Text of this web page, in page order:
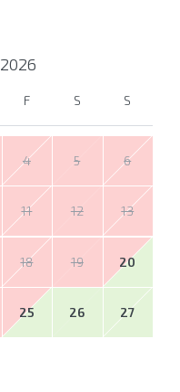
2026
F S S
4 5 6
11 12 13
18 19 20
25 26 27